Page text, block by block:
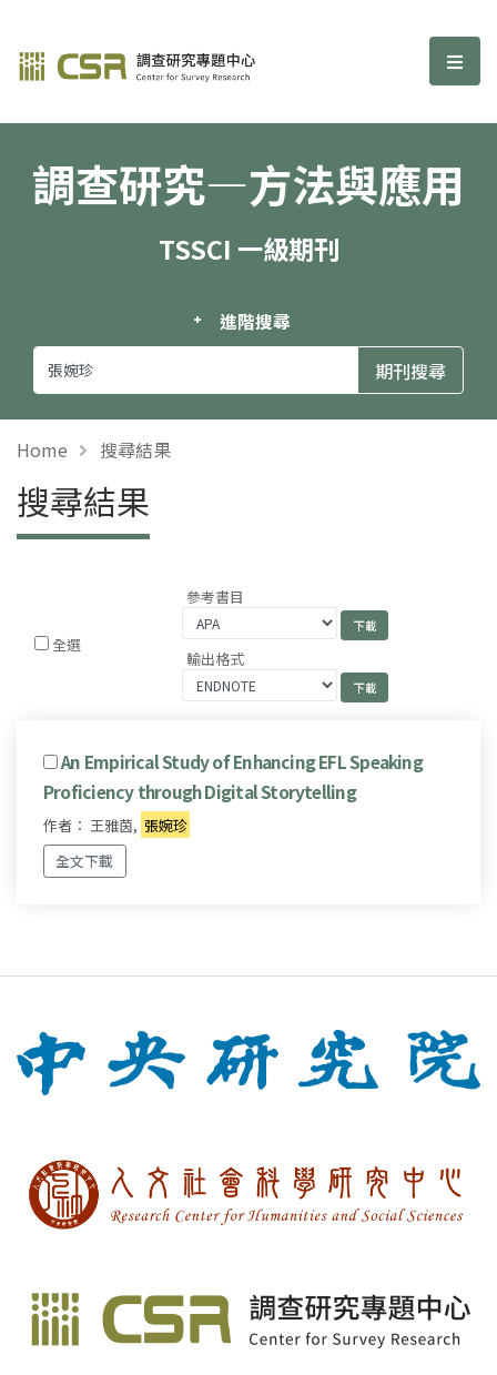
調查研究—方法與應用期刊 選
調查研究—方法與應用
TSSCI 一級期刊
進階搜尋
Home 搜尋結果
搜尋結果
全選
參考書目
輸出格式
An Empirical Study of Enhancing EFL Speaking
Proficiency through Digital Storytelling
作者： 王雅茵, 張婉珍
全文下載